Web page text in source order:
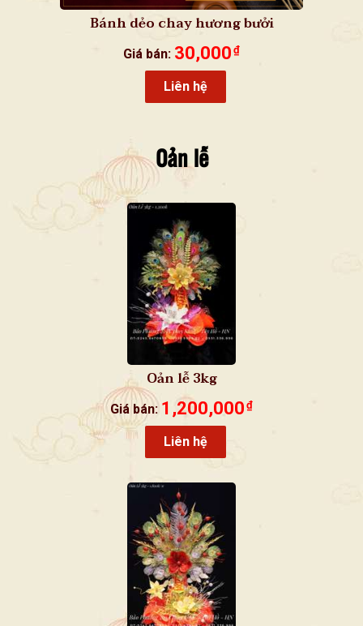
Bánh dẻo chay hương bưởi
Giá bán: 30,000 ₫
Liên hệ
Oản lễ
Oản lễ 3kg
Giá bán: 1,200,000 ₫
Liên hệ